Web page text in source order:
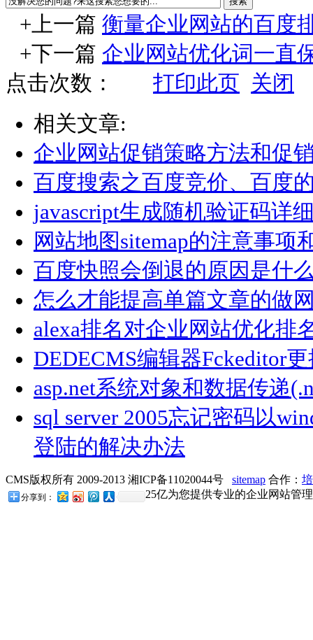
+上一篇 衡量企业网站的百度
+下一篇 企业网站优化词一直
点击次数：
打印此页 关闭
相关文章:
企业网站促销策略方法和促
百度搜索之百度竞价、百度
javascript生成随机验证码详
网站地图sitemap的注意事项
百度快照会倒退的原因是什
怎么才能提高单篇文章的做
alexa排名对企业网站优化排
DEDECMS编辑器Fckeditor
asp.net系统对象和数据传递
sql server 2005忘记密码以
登陆的解决办法
CMS版权所有 2009-2013 湘ICP备11020044号 sitemap 合作：
25亿为您提供专业的企业网站管
分享到：